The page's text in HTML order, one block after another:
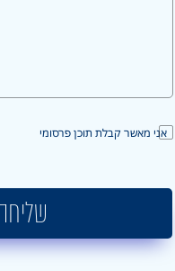
אני מאשר קבלת תוכן פרסומי